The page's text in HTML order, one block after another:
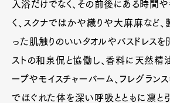
入浴だけでなく、その前後にある時間
く、スクナではかや織りや大麻麻など
った肌触りのいいタオルやバスドレスを
ストの和泉侃と協働し、香料に天然精
ープやモイスチャーバーム、フレグラン
でほぐれた体を深い呼吸とともに凛と